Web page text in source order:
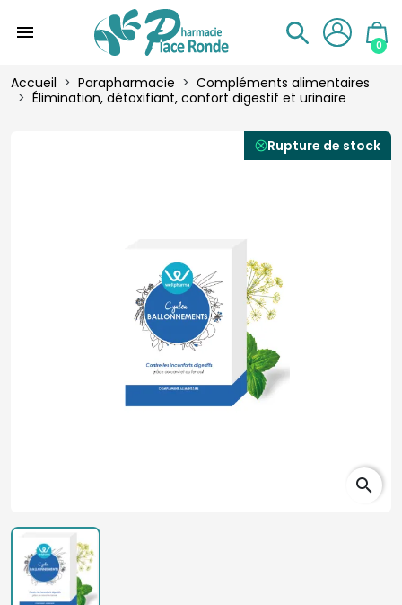
menu
0
Accueil Parapharmacie
Compléments alimentaires
Élimination, détoxifiant, confort digestif et urinaire
Rupture de stock
search